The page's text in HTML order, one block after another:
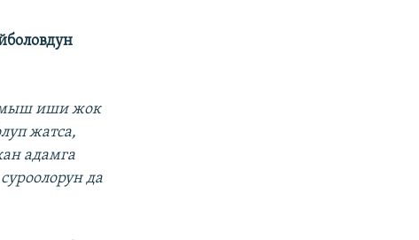
иши жок
жатса,
адамга
да